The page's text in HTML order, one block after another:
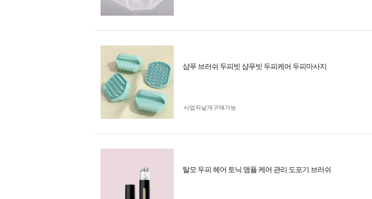
샴푸 브러쉬 두피빗 샴푸빗 두피케어 두피마사지
사업자 낱개구매가능
탈모 두피 헤어 토닉 앰플 케어 관리 도포기 브러쉬